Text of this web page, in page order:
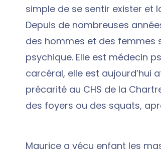
simple de se sentir exister et
Depuis de nombreuses
des hommes et des femmes
psychique. Elle est médecin
carcéral, elle est aujourd’hui
précarité au CHS de la
des foyers ou des squats,
Maurice a vécu enfant les